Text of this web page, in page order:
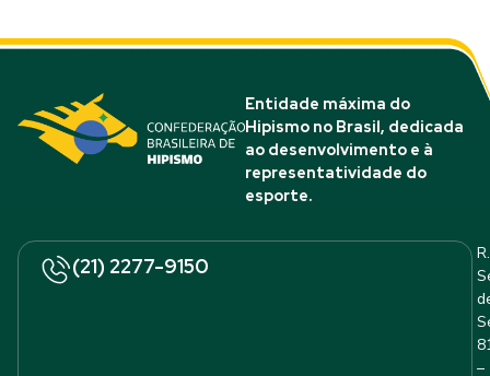
Entidade máxima do
Hipismo no Brasil, dedicada
ao desenvolvimento e à
representatividade do
esporte.
(21) 2277-9150
R.
–